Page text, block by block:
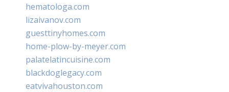
hematologa.com
lizaivanov.com
guesttinyhomes.com
home-plow-by-meyer.com
palatelatincuisine.com
blackdoglegacy.com
eatvivahouston.com